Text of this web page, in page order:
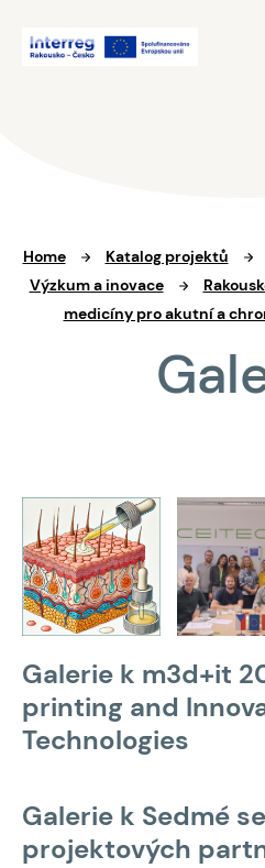
Home Katalog projektů
Výzkum a inovace
medicíny pro akutní a
Galerie k m3d+it
printing and
Technologies
Galerie k Sedmé
projektových